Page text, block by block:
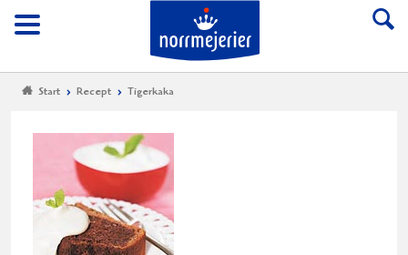
Meny
Till Norrmejerier
Start Recept Tigerkaka